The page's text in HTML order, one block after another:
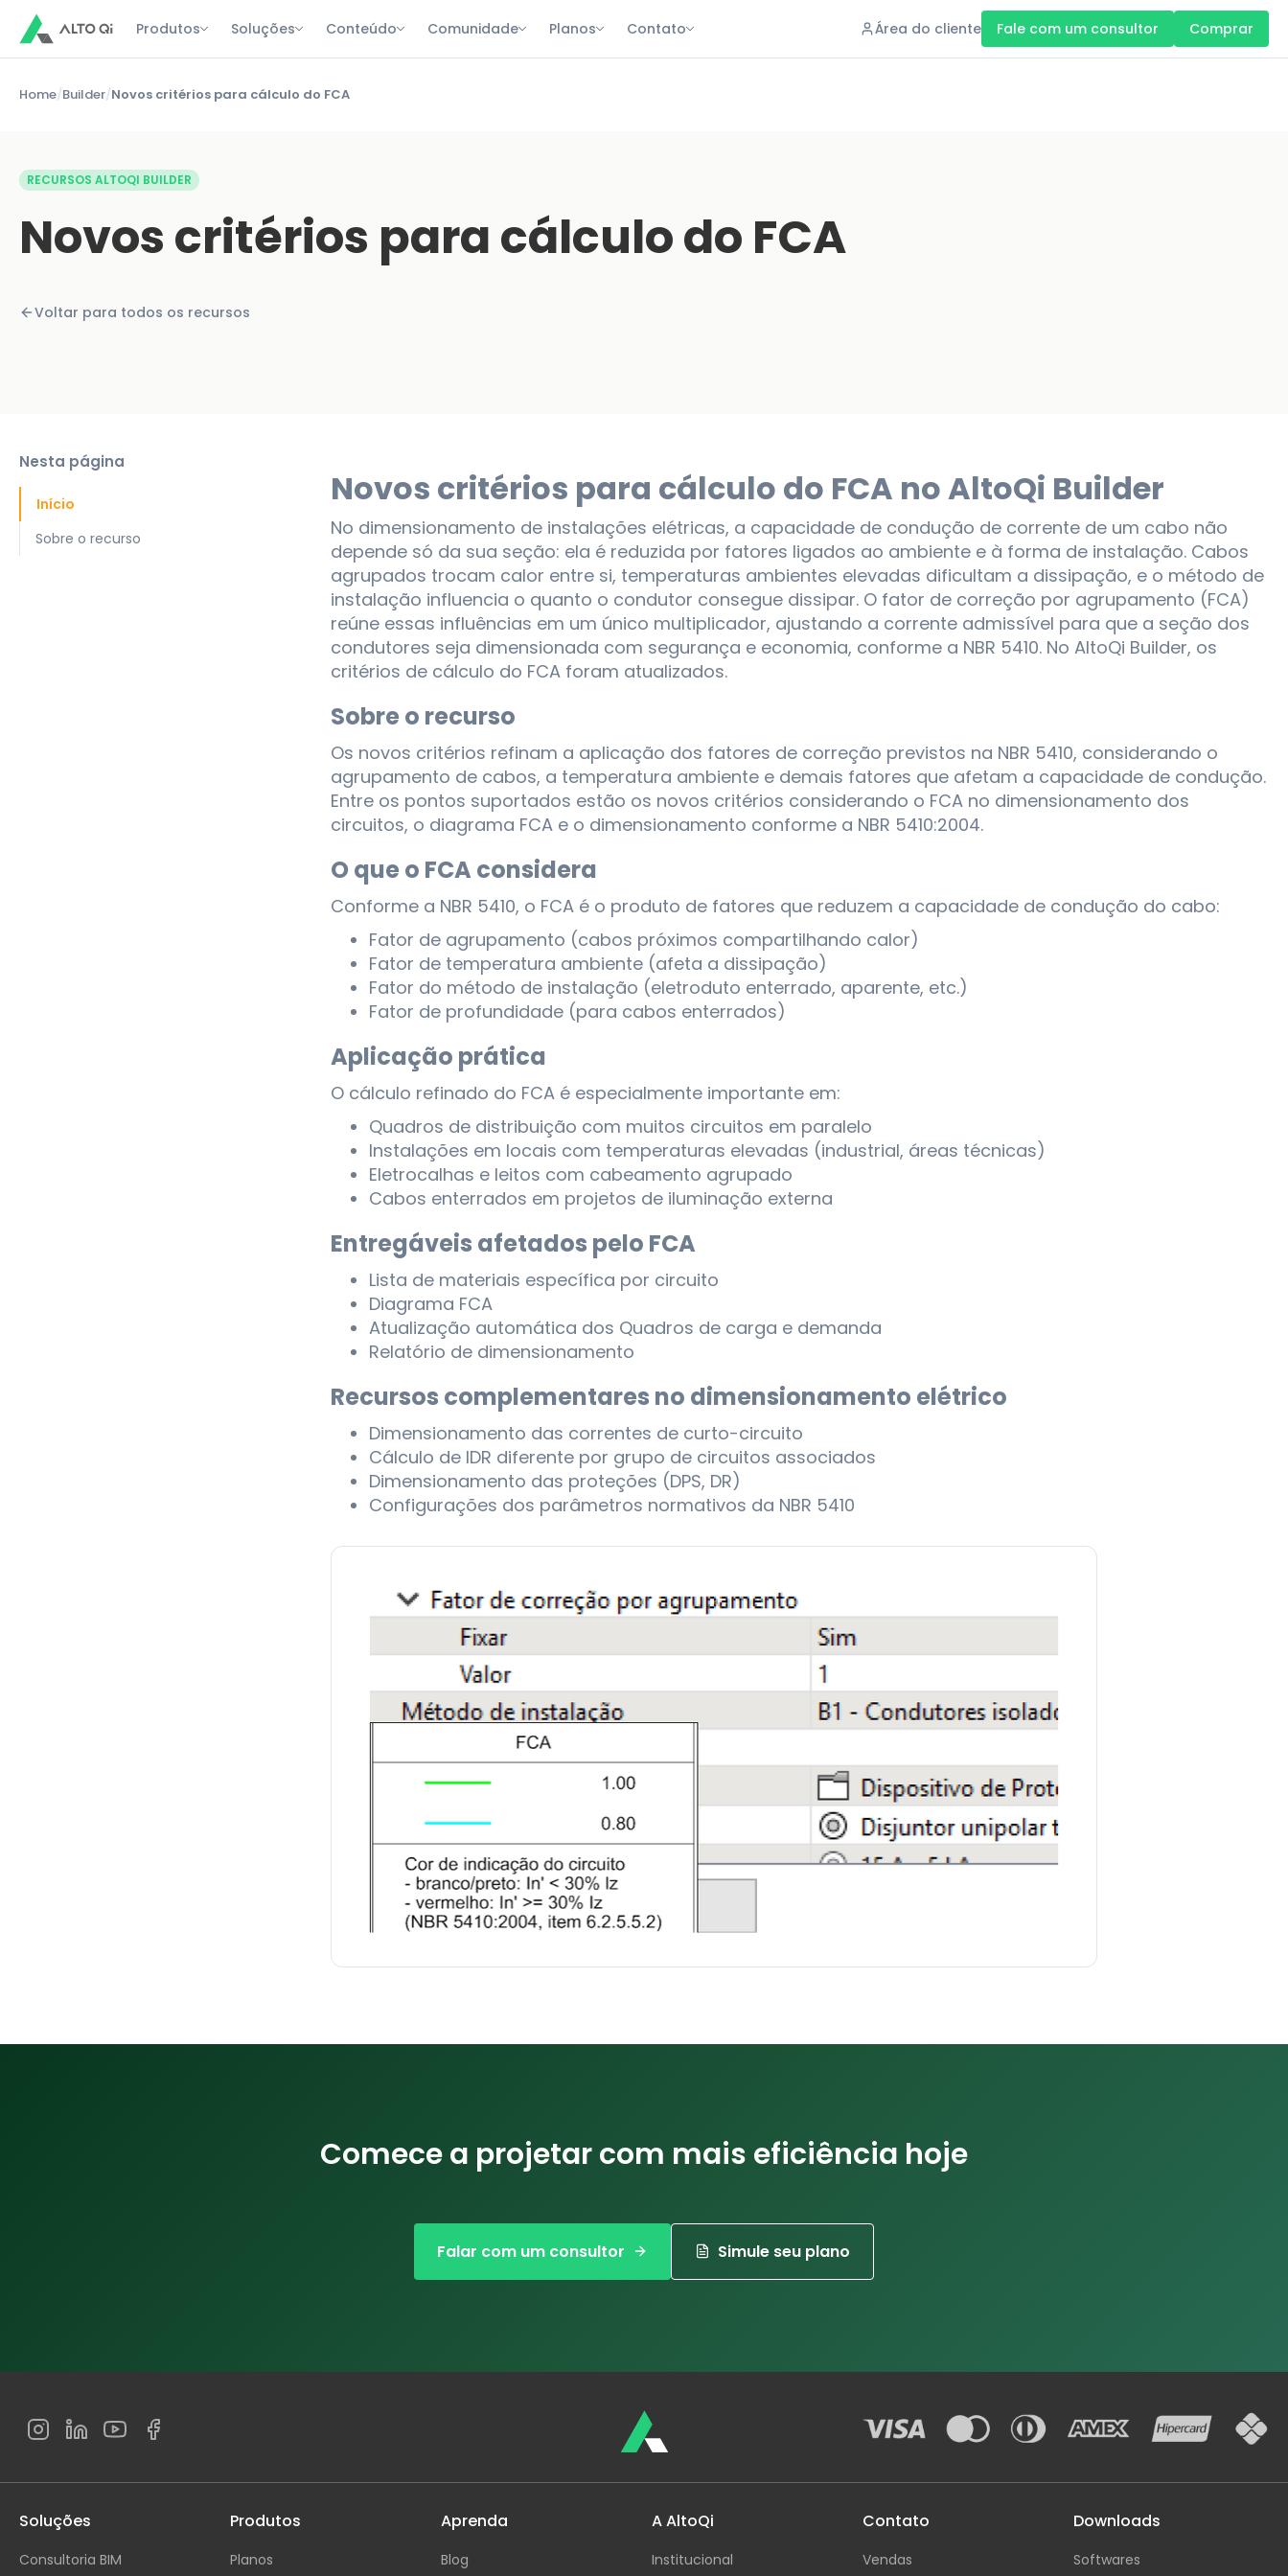
Produtos Soluções Conteúdo Comunidade Planos Contato Área do cliente Fale com um consultor Comprar
Home/Builder/Novos critérios para cálculo do FCA
RECURSOS ALTOQI BUILDER
Novos critérios para cálculo do FCA
Voltar para todos os recursos
Nesta página
Início
Sobre o recurso
Novos critérios para cálculo do FCA no AltoQi Builder
No dimensionamento de instalações elétricas, a capacidade de condução de corrente de um cabo não
depende só da sua seção: ela é reduzida por fatores ligados ao ambiente e à forma de instalação. Cabos
agrupados trocam calor entre si, temperaturas ambientes elevadas dificultam a dissipação, e o método de
instalação influencia o quanto o condutor consegue dissipar. O fator de correção por agrupamento (FCA)
reúne essas influências em um único multiplicador, ajustando a corrente admissível para que a seção dos
condutores seja dimensionada com segurança e economia, conforme a NBR 5410. No AltoQi Builder, os
critérios de cálculo do FCA foram atualizados.
Sobre o recurso
Os novos critérios refinam a aplicação dos fatores de correção previstos na NBR 5410, considerando o
agrupamento de cabos, a temperatura ambiente e demais fatores que afetam a capacidade de condução.
Entre os pontos suportados estão os novos critérios considerando o FCA no dimensionamento dos
circuitos, o diagrama FCA e o dimensionamento conforme a NBR 5410:2004.
O que o FCA considera
Conforme a NBR 5410, o FCA é o produto de fatores que reduzem a capacidade de condução do cabo:
Fator de agrupamento (cabos próximos compartilhando calor)
Fator de temperatura ambiente (afeta a dissipação)
Fator do método de instalação (eletroduto enterrado, aparente, etc.)
Fator de profundidade (para cabos enterrados)
Aplicação prática
O cálculo refinado do FCA é especialmente importante em:
Quadros de distribuição com muitos circuitos em paralelo
Instalações em locais com temperaturas elevadas (industrial, áreas técnicas)
Eletrocalhas e leitos com cabeamento agrupado
Cabos enterrados em projetos de iluminação externa
Entregáveis afetados pelo FCA
Lista de materiais específica por circuito
Diagrama FCA
Atualização automática dos Quadros de carga e demanda
Relatório de dimensionamento
Recursos complementares no dimensionamento elétrico
Dimensionamento das correntes de curto-circuito
Cálculo de IDR diferente por grupo de circuitos associados
Dimensionamento das proteções (DPS, DR)
Configurações dos parâmetros normativos da NBR 5410
Comece a projetar com mais eficiência hoje
Falar com um consultor Simule seu plano
Soluções
Consultoria BIM
Produtos
Planos
Aprenda
Blog
A AltoQi
Institucional
Contato
Vendas
Downloads
Softwares